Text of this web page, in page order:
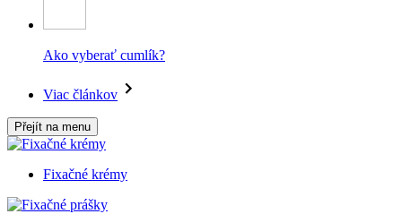
Ako vyberať cumlík?
Viac článkov
Přejít na menu
Fixačné krémy